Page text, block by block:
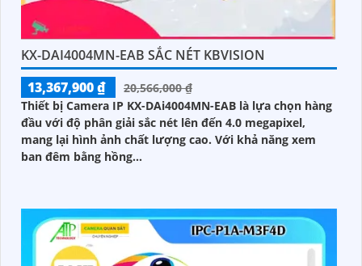
KX-DAI4004MN-EAB SẮC NÉT KBVISION
13,367,900 ₫
20,566,000 ₫
Thiết bị Camera IP KX-DAi4004MN-EAB là lựa chọn hàng
đầu với độ phân giải sắc nét lên đến 4.0 megapixel,
mang lại hình ảnh chất lượng cao. Với khả năng xem
ban đêm bằng hồng...